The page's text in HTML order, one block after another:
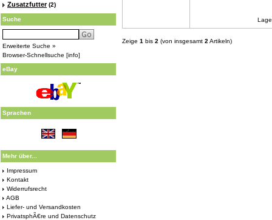
Zusatzfutter (2)
Suche
Erweiterte Suche »
Browser-Schnellsuche [info]
eBay
Sprachen
Mehr über...
Impressum
Kontakt
Widerrufsrecht
AGB
Liefer- und Versandkosten
PrivatsphÃ€re und Datenschutz
Zeige 1 bis 2 (von insgesamt 2 Artikeln)